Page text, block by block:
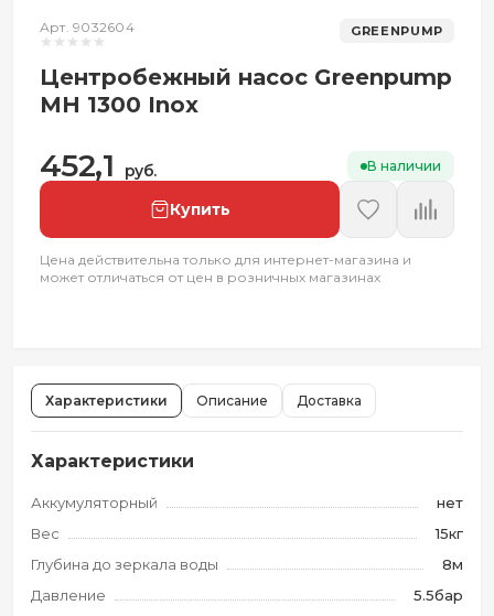
Арт. 9032604 GREENPUMP
Центробежный насос Greenpump
МН 1300 Inox
452,1 руб. В наличии
Купить
Цена действительна только для интернет-магазина и
может отличаться от цен в розничных магазинах
Характеристики Описание Доставка
Характеристики
Аккумуляторный
нет
Вес
15кг
Глубина до зеркала воды
8м
Давление
5.5бар